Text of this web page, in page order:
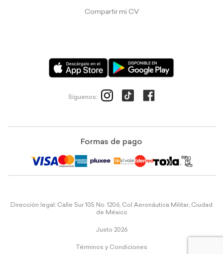
Compartir mi CV
Síguenos:
Formas de pago
Dirección legal: Calle Sur 105 No. 1206, Col Aeronáutica Militar, Ciudad
de México
Justo 2026
Términos y Condiciones